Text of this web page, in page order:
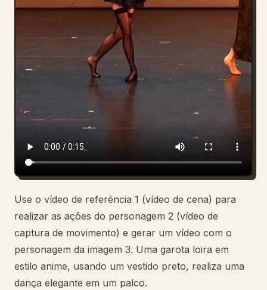
Use o vídeo de referência 1 (vídeo de cena) para
realizar as ações do personagem 2 (vídeo de
captura de movimento) e gerar um vídeo com o
personagem da imagem 3. Uma garota loira em
estilo anime, usando um vestido preto, realiza uma
dança elegante em um palco.